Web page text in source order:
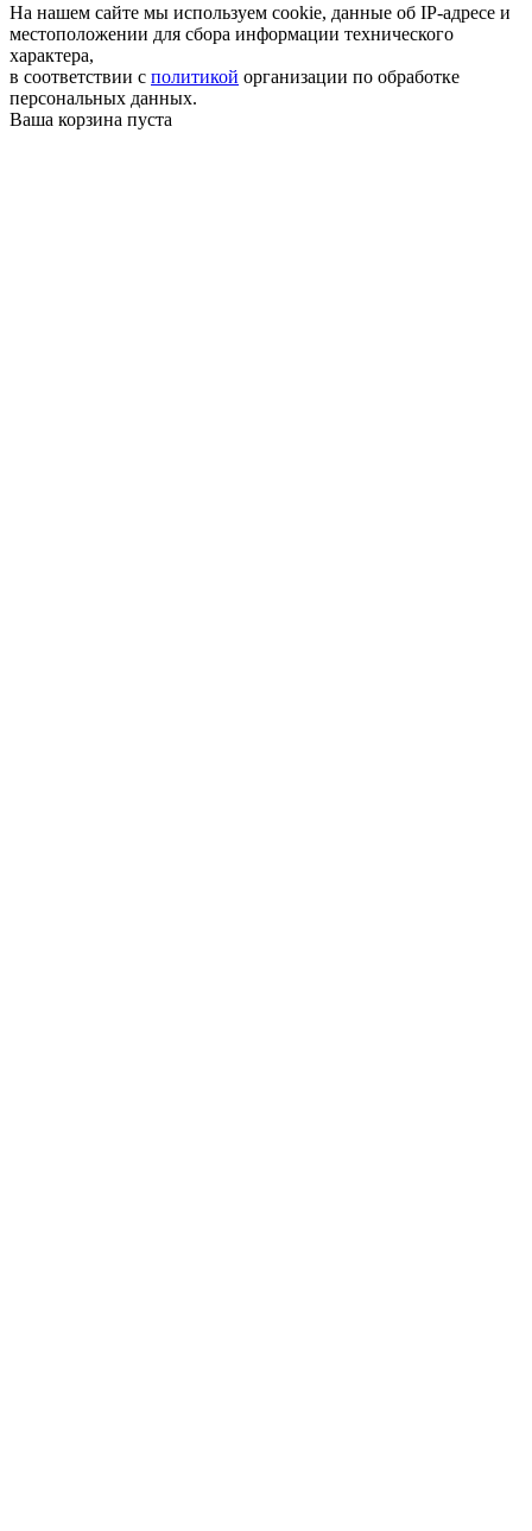
На нашем сайте мы используем cookie, данные об IP-адресе и
местоположении для сбора информации технического
характера,
в соответствии с политикой организации по обработке
персональных данных.
Ваша корзина пуста